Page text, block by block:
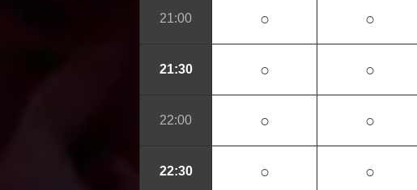
21:00 ○ ○
21:30 ○ ○
22:00 ○ ○
22:30 ○ ○